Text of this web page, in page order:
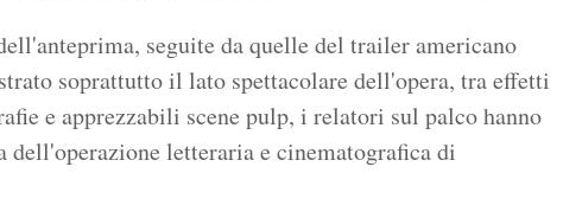
seguite da quelle del trailer americano
soprattutto il lato spettacolare dell'opera, tra effetti
e apprezzabili scene pulp, i relatori sul palco hanno
letteraria e cinematografica di